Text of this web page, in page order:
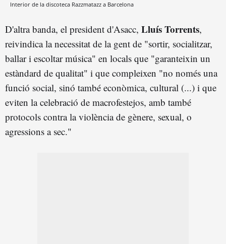
Interior de la discoteca Razzmatazz a Barcelona
D'altra banda, el president d'Asacc, Lluís Torrents,
reivindica la necessitat de la gent de "sortir, socialitzar,
ballar i escoltar música" en locals que "garanteixin un
estàndard de qualitat" i que compleixen "no només una
funció social, sinó també econòmica, cultural (...) i que
eviten la celebració de macrofestejos, amb també
protocols contra la violència de gènere, sexual, o
agressions a sec."